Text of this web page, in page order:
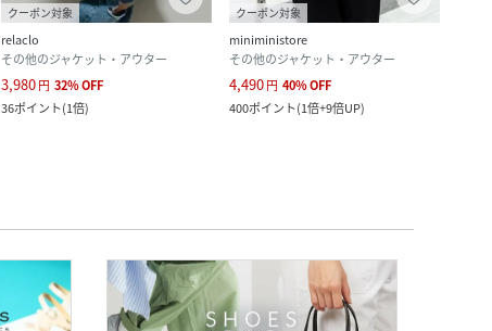
クーポン対象
relaclo
その他のジャケット・アウター
3,980円 32%OFF
36ポイント(1倍)
クーポン対象
miniministore
その他のジャケット・アウター
4,490円 40%OFF
400ポイント(1倍+9倍UP)